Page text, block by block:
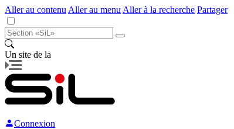
Aller au contenu Aller au menu Aller à la recherche Partager
Un site de la
Connexion